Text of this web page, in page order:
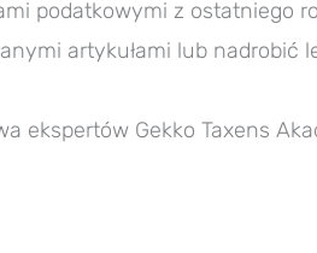
podatkowymi z ostatniego
artykułami lub nadrobić
ekspertów Gekko Taxens